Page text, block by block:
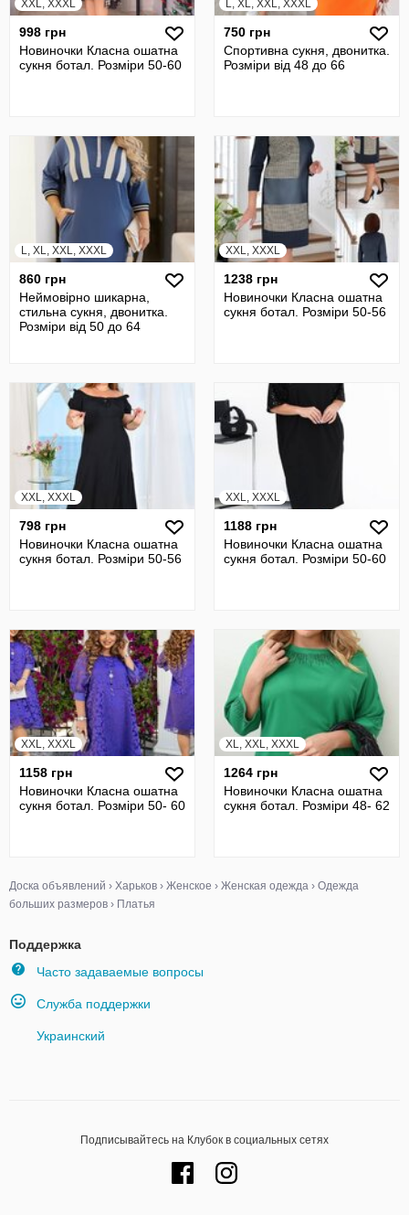
XXL, XXXL
998 грн
Новиночки Класна ошатна
сукня ботал. Розміри 50-60
L, XL, XXL, XXXL
750 грн
Спортивна сукня, двонитка.
Розміри вiд 48 до 66
L, XL, XXL, XXXL
860 грн
Неймовірно шикарна,
стильна сукня, двонитка.
Розміри від 50 до 64
XXL, XXXL
1238 грн
Новиночки Класна ошатна
сукня ботал. Розміри 50-56
XXL, XXXL
798 грн
Новиночки Класна ошатна
сукня ботал. Розміри 50-56
XXL, XXXL
1188 грн
Новиночки Класна ошатна
сукня ботал. Розміри 50-60
XXL, XXXL
1158 грн
Новиночки Класна ошатна
сукня ботал. Розміри 50- 60
XL, XXL, XXXL
1264 грн
Новиночки Класна ошатна
сукня ботал. Розміри 48- 62
Доска объявлений › Харьков › Женское › Женская одежда › Одежда
больших размеров › Платья
Поддержка
Часто задаваемые вопросы
Служба поддержки
Украинский
Подписывайтесь на Клубок в социальных сетях